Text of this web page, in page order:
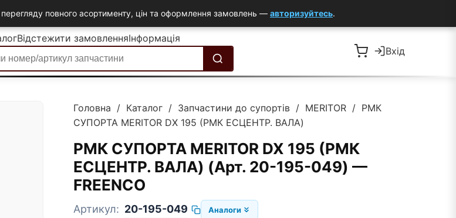
Відстежити замовленняІнформація
Вхід
Головна / Каталог / Запчастини до супортів / MERITOR / РМК
СУПОРТА MERITOR DX 195 (РМК ЕСЦЕНТР. ВАЛА)
РМК СУПОРТА MERITOR DX 195 (РМК
ЕСЦЕНТР. ВАЛА) (Арт. 20-195-049) —
FREENCO
Артикул: 20-195-049 Аналоги
повного асортименту, цін та оформлення замовлень — авторизуйтесь.